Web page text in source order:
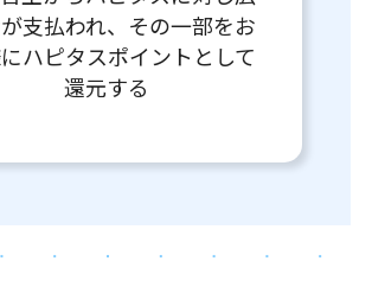
支払われ、その一部をお
ハピタスポイントとして
還元する